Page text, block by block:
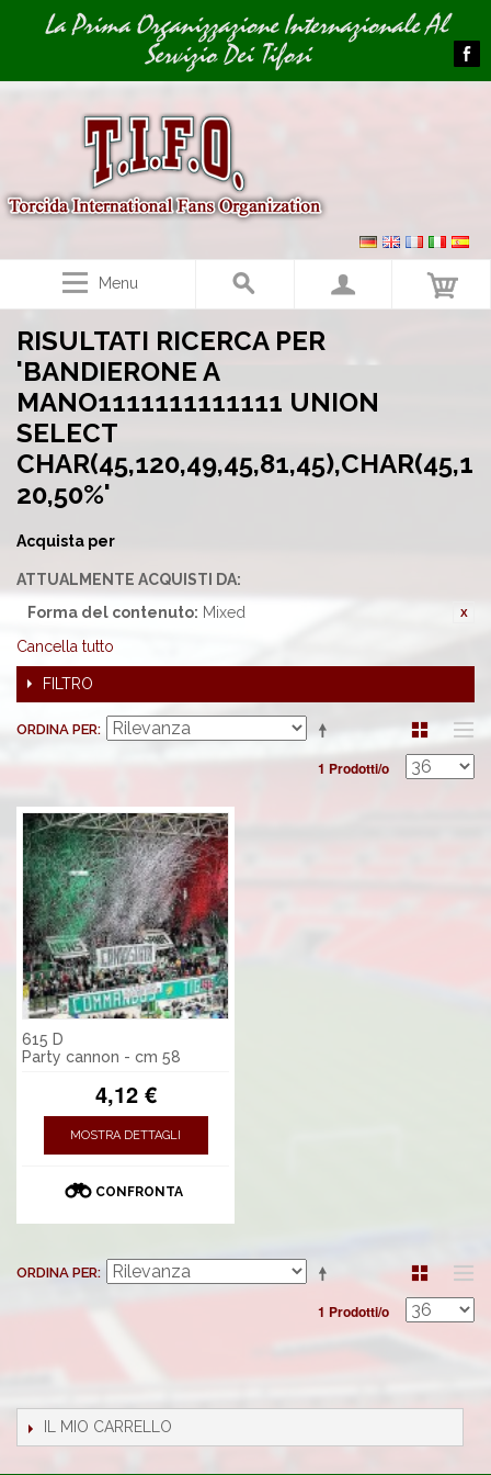
Image 01La Prima Organizzazione Internazionale Al
Servizio Dei Tifosi
Menu
RISULTATI RICERCA PER
'BANDIERONE A
MANO1111111111111 UNION
SELECT
CHAR(45,120,49,45,81,45),CHAR(45,1
20,50%'
Acquista per
ATTUALMENTE ACQUISTI DA:
Forma del contenuto: Mixed
Cancella tutto
FILTRO
ORDINA PER
1 Prodotti/o
615 D
Party cannon - cm 58
4,12 €
MOSTRA DETTAGLI
CONFRONTA
ORDINA PER
1 Prodotti/o
IL MIO CARRELLO